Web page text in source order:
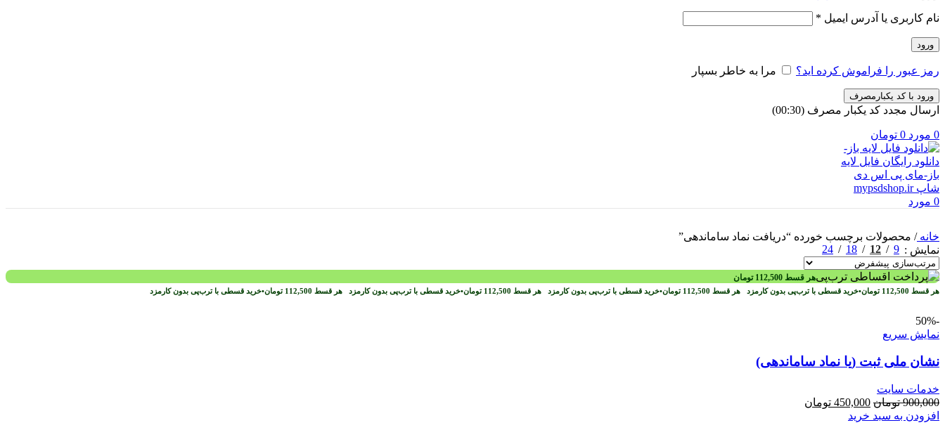
نام کاربری یا آدرس ایمیل *
ورود
رمز عبور را فراموش کرده اید؟ مرا به خاطر بسپار
ورود با کد یکبارمصرف
ارسال مجدد کد یکبار مصرف (00:
30
)
0 مورد 0 تومان
0 مورد
خانه/ محصولات برچسب خورده “دریافت نماد ساماندهی”
نمایش
9
12
18
24
هر قسط 112,500 تومان
هر قسط 112,500 تومان•خرید قسطی با ترب‌پی بدون کارمزد هر قسط 112,500 تومان•خرید قسطی با ترب‌پی بدون کارمزد هر قسط 112,500 تومان•خرید قسطی با ترب‌پی بدون کارمزد هر قسط 112,500 تومان•خرید قسطی با ترب‌پی بدون کارمزد
-50%
نمایش سریع
نشان ملی ثبت (یا نماد ساماندهی)
خدمات سایت
900,000 تومان 450,000 تومان
افزودن به سبد خرید